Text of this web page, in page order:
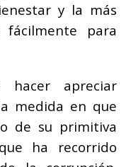
y la más
para
hacer apreciar
medida en que
de su primitiva
ha recorrido